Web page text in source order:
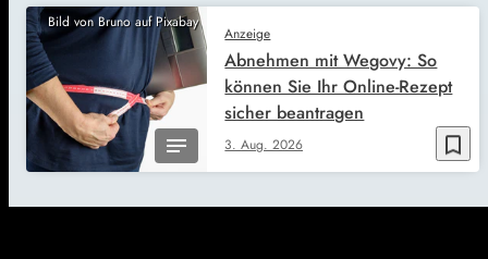
Bild von Bruno auf Pixabay
bookmark_border
Anzeige
3. Aug. 2026
Abnehmen mit Wegovy: So
können Sie Ihr Online-Rezept
sicher beantragen